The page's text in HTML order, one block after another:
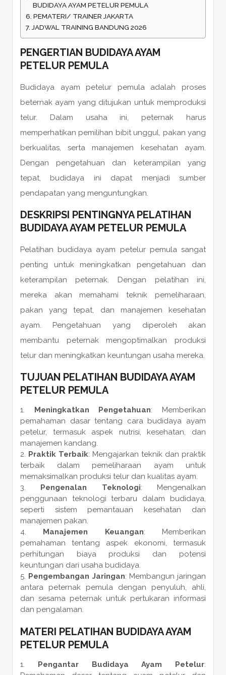
BUDIDAYA AYAM PETELUR PEMULA
PEMATERI/ TRAINER JAKARTA
JADWAL TRAINING BANDUNG 2026
PENGERTIAN BUDIDAYA AYAM
PETELUR PEMULA
Budidaya ayam petelur pemula adalah proses
beternak ayam yang ditujukan untuk memproduksi
telur. Dalam usaha ini, peternak harus
memperhatikan pemilihan bibit unggul, pakan yang
berkualitas, serta manajemen kesehatan ayam.
Dengan pengetahuan dan keterampilan yang
tepat, budidaya ini dapat menjadi sumber
pendapatan yang menguntungkan.
DESKRIPSI PENTINGNYA PELATIHAN
BUDIDAYA AYAM PETELUR PEMULA
Pelatihan budidaya ayam petelur pemula sangat
penting untuk meningkatkan pengetahuan dan
keterampilan peternak. Dengan pelatihan ini,
mereka akan memahami teknik pemeliharaan,
pakan yang tepat, dan manajemen kesehatan
ayam. Pengetahuan yang diperoleh akan
membantu peternak mengoptimalkan produksi
telur dan meningkatkan keuntungan usaha mereka.
TUJUAN PELATIHAN BUDIDAYA AYAM
PETELUR PEMULA
Meningkatkan Pengetahuan: Memberikan
pemahaman dasar tentang cara budidaya ayam
petelur, termasuk aspek nutrisi, kesehatan, dan
manajemen kandang.
Praktik Terbaik: Mengajarkan teknik dan praktik
terbaik dalam pemeliharaan ayam untuk
memaksimalkan produksi telur dan kualitas ayam.
Pengenalan Teknologi: Mengenalkan
penggunaan teknologi terbaru dalam budidaya,
seperti sistem pemantauan kesehatan dan
manajemen pakan.
Manajemen Keuangan: Memberikan
pemahaman tentang aspek ekonomi, termasuk
perhitungan biaya produksi dan potensi
keuntungan dari usaha budidaya.
Pengembangan Jaringan: Membangun jaringan
antara peternak pemula dengan penyuluh, ahli,
dan sesama peternak untuk pertukaran informasi
dan pengalaman.
MATERI PELATIHAN BUDIDAYA AYAM
PETELUR PEMULA
Pengantar Budidaya Ayam Petelur: